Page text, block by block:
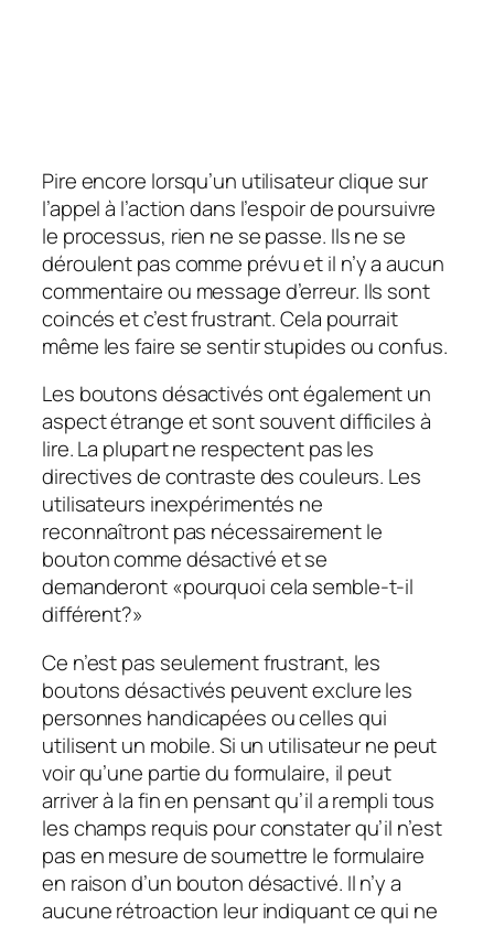
Pire encore lorsqu’un utilisateur clique sur
l’appel à l’action dans l’espoir de poursuivre
le processus, rien ne se passe. Ils ne se
déroulent pas comme prévu et il n’y a aucun
commentaire ou message d’erreur. Ils sont
coincés et c’est frustrant. Cela pourrait
même les faire se sentir stupides ou confus.
Les boutons désactivés ont également un
aspect étrange et sont souvent difficiles à
lire. La plupart ne respectent pas les
directives de contraste des couleurs. Les
utilisateurs inexpérimentés ne
reconnaîtront pas nécessairement le
bouton comme désactivé et se
demanderont «pourquoi cela semble-t-il
différent?»
Ce n’est pas seulement frustrant, les
boutons désactivés peuvent exclure les
personnes handicapées ou celles qui
utilisent un mobile. Si un utilisateur ne peut
voir qu’une partie du formulaire, il peut
arriver à la fin en pensant qu’il a rempli tous
les champs requis pour constater qu’il n’est
pas en mesure de soumettre le formulaire
en raison d’un bouton désactivé. Il n’y a
aucune rétroaction leur indiquant ce qui ne